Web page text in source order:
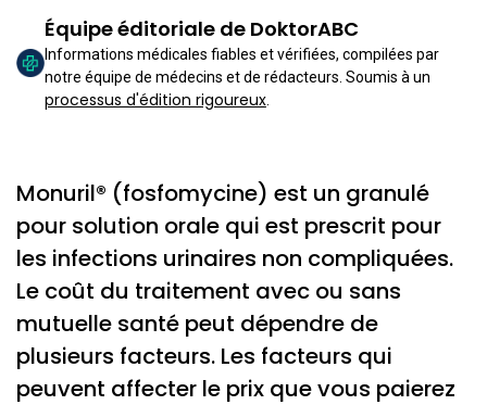
Équipe éditoriale de DoktorABC
Informations médicales fiables et vérifiées, compilées par
notre équipe de médecins et de rédacteurs. Soumis à un
processus d'édition rigoureux.
Monuril® (fosfomycine) est un granulé
pour solution orale qui est prescrit pour
les infections urinaires non compliquées.
Le coût du traitement avec ou sans
mutuelle santé peut dépendre de
plusieurs facteurs. Les facteurs qui
peuvent affecter le prix que vous paierez